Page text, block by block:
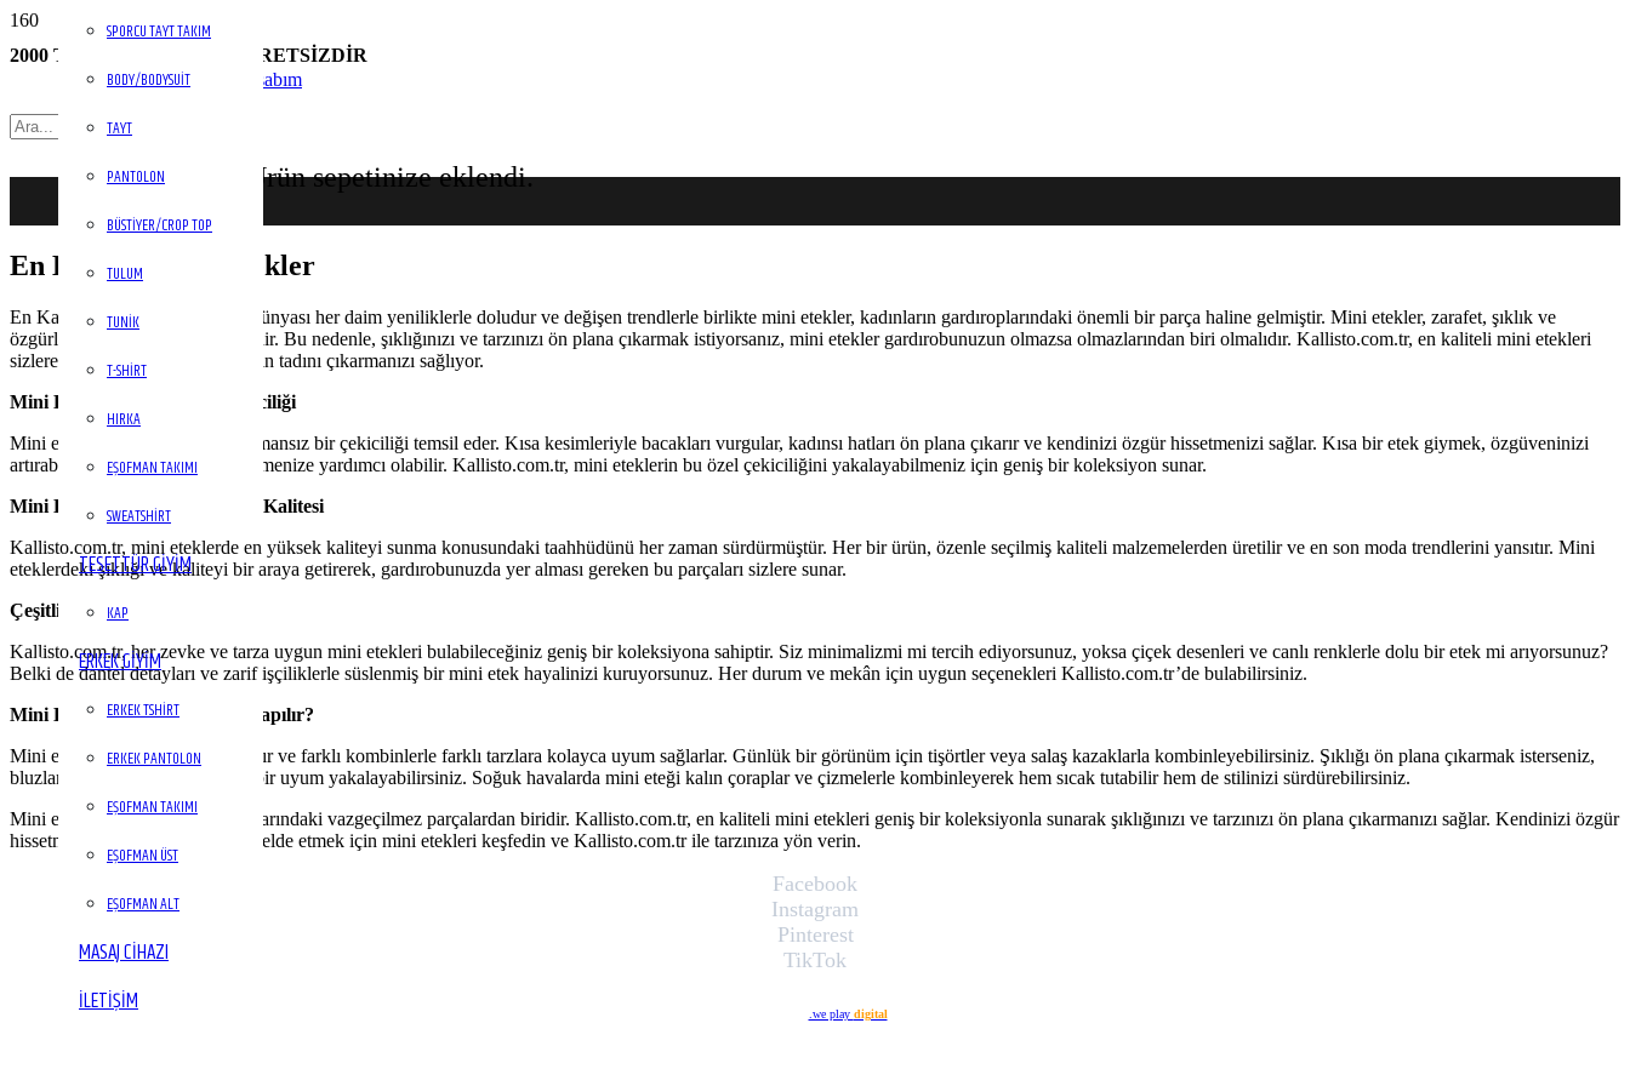
2000 TL ÜZERİ KARGO ÜCRETSİZDİR
Hesabım
Ürünsepetinize eklendi.
SPORCU TAYT TAKIM
BODY/BODYSUIT
TAYT
PANTOLON
BÜSTIYER/CROP TOP
TULUM
TUNIK
T-SHIRT
HIRKA
EŞOFMAN TAKIMI
SWEATSHIRT
TESETTÜR GİYİM
KAP
ERKEK GİYİM
ERKEK TSHIRT
ERKEK PANTOLON
EŞOFMAN TAKIMI
EŞOFMAN ÜST
EŞOFMAN ALT
MASAJ CIHAZI
İLETIŞIM
En Kaliteli Mini Etekler
En Kaliteli Mini Etekler, Moda dünyası her daim yeniliklerle doludur ve değişen trendlerle birlikte mini etekler, kadınların gardıroplarındaki önemli bir parça haline gelmiştir. Mini etekler, zarafet, şıklık ve
özgürlüğü temsil eden kıyafetlerdir. Bu nedenle, şıklığınızı ve tarzınızı ön plana çıkarmak istiyorsanız, mini etekler gardırobunuzun olmazsa olmazlarından biri olmalıdır. Kallisto.com.tr, en kaliteli mini etekleri
sizlere sunarak bu önemli parçanın tadını çıkarmanızı sağlıyor.
Mini Eteklerin Zamansız Çekiciliği
Mini etekler, kadın giyiminde zamansız bir çekiciliği temsil eder. Kısa kesimleriyle bacakları vurgular, kadınsı hatları ön plana çıkarır ve kendinizi özgür hissetmenizi sağlar. Kısa bir etek giymek, özgüveninizi
artırabilir ve cesur bir tarz sergilemenize yardımcı olabilir. Kallisto.com.tr, mini eteklerin bu özel çekiciliğini yakalayabilmeniz için geniş bir koleksiyon sunar.
Mini Eteklerde Kallisto.com.tr Kalitesi
Kallisto.com.tr, mini eteklerde en yüksek kaliteyi sunma konusundaki taahhüdünü her zaman sürdürmüştür. Her bir ürün, özenle seçilmiş kaliteli malzemelerden üretilir ve en son moda trendlerini yansıtır. Mini
eteklerdeki şıklığı ve kaliteyi bir araya getirerek, gardırobunuzda yer alması gereken bu parçaları sizlere sunar.
Çeşitlilik ve Tarz
Kallisto.com.tr, her zevke ve tarza uygun mini etekleri bulabileceğiniz geniş bir koleksiyona sahiptir. Siz minimalizmi mi tercih ediyorsunuz, yoksa çiçek desenleri ve canlı renklerle dolu bir etek mi arıyorsunuz?
Belki de dantel detayları ve zarif işçiliklerle süslenmiş bir mini etek hayalinizi kuruyorsunuz. Her durum ve mekân için uygun seçenekleri Kallisto.com.tr’de bulabilirsiniz.
Mini Eteklerle Nasıl Kombin Yapılır?
Mini etekler, çok yönlü parçalardır ve farklı kombinlerle farklı tarzlara kolayca uyum sağlarlar. Günlük bir görünüm için tişörtler veya salaş kazaklarla kombinleyebilirsiniz. Şıklığı ön plana çıkarmak isterseniz,
bluzlar veya gömleklerle harika bir uyum yakalayabilirsiniz. Soğuk havalarda mini eteği kalın çoraplar ve çizmelerle kombinleyerek hem sıcak tutabilir hem de stilinizi sürdürebilirsiniz.
Mini etekler, kadınların gardıroplarındaki vazgeçilmez parçalardan biridir. Kallisto.com.tr, en kaliteli mini etekleri geniş bir koleksiyonla sunarak şıklığınızı ve tarzınızı ön plana çıkarmanızı sağlar. Kendinizi özgür
hissetmek ve çekici bir görünüm elde etmek için mini etekleri keşfedin ve Kallisto.com.tr ile tarzınıza yön verin.
Facebook
Instagram
Pinterest
TikTok
.we play digital